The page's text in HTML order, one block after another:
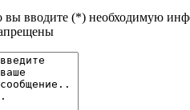
вы вводите (*) необходимую